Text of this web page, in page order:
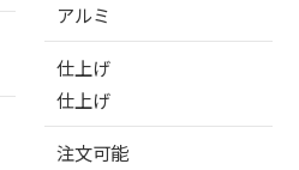
アルミ
仕上げ
仕上げ
注文可能